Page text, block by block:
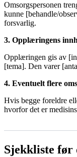
Omsorgspersonen
kunne [behandle/
forsvarlig.
3. Opplæringens
Opplæringen gis av
[tema]. Den varer
4. Eventuelt flere
Hvis begge foreldre
hvorfor det er
Sjekkliste før